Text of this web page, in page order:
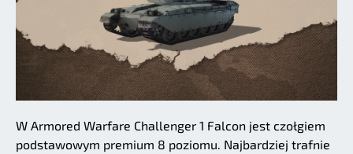
W Armored Warfare Challenger 1 Falcon jest czołgiem
podstawowym premium 8 poziomu. Najbardziej trafnie